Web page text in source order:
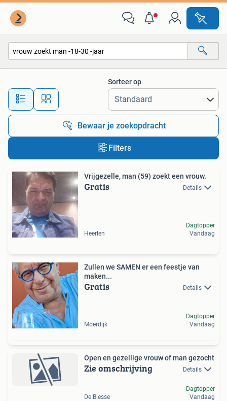
Alle afstanden…
Sorteer op
Bewaar je zoekopdracht
Filters
Vrijgezelle, man (59) zoekt een vrouw.
Gratis Details
Heerlen
Dagtopper
Vandaag
Zullen we SAMEN er een feestje van
maken...
Gratis Details
Moerdijk
Dagtopper
Vandaag
Open en gezellige vrouw of man gezocht
Zie omschrijving Details
De Blesse
Dagtopper
Vandaag